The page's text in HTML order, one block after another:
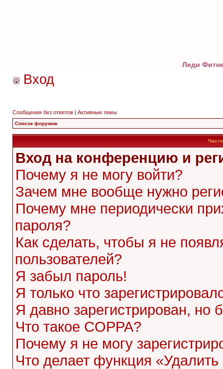
Леди
Вход
Сообщения без ответов | Активные темы
Список форумов
Вход на конференцию и
Почему я не могу войти?
Зачем мне вообще нужно
Почему мне периодически
пароля?
Как сделать, чтобы я не
пользователей?
Я забыл пароль!
Я только что
Я давно зарегистрирован, но
Что такое COPPA?
Почему я не могу
Что делает функция